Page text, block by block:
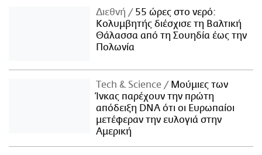
Διεθνή
55 ώρες στο νερό:
Κολυμβητής διέσχισε τη Βαλτική
Θάλασσα από τη Σουηδία έως την
Πολωνία
Τech & Science
Μούμιες των
Ίνκας παρέχουν την πρώτη
απόδειξη DNA ότι οι Ευρωπαίοι
μετέφεραν την ευλογιά στην
Αμερική